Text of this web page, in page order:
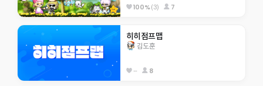
100%(3) 7
히히점프맵
김도훈
-- 8